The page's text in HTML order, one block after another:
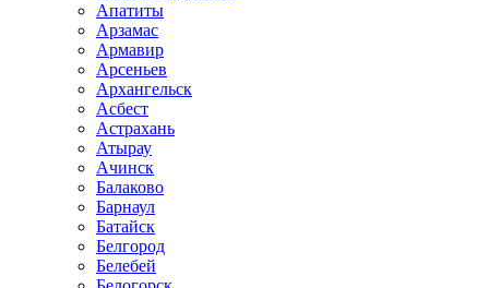
Апатиты
Арзамас
Армавир
Арсеньев
Архангельск
Асбест
Астрахань
Атырау
Ачинск
Балаково
Барнаул
Батайск
Белгород
Белебей